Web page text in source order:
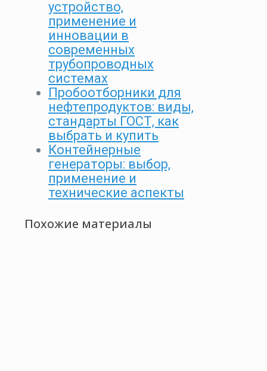
устройство,
применение и
инновации в
современных
трубопроводных
системах
Пробоотборники для
нефтепродуктов: виды,
стандарты ГОСТ, как
выбрать и купить
Контейнерные
генераторы: выбор,
применение и
технические аспекты
Похожие материалы